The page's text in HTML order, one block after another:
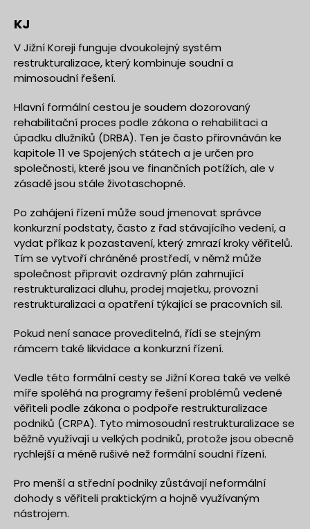
KJ
V Jižní Koreji funguje dvoukolejný systém
restrukturalizace, který kombinuje soudní a
mimosoudní řešení.
Hlavní formální cestou je soudem dozorovaný
rehabilitační proces podle zákona o rehabilitaci a
úpadku dlužníků (DRBA). Ten je často přirovnáván ke
kapitole 11 ve Spojených státech a je určen pro
společnosti, které jsou ve finančních potížích, ale v
zásadě jsou stále životaschopné.
Po zahájení řízení může soud jmenovat správce
konkurzní podstaty, často z řad stávajícího vedení, a
vydat příkaz k pozastavení, který zmrazí kroky věřitelů.
Tím se vytvoří chráněné prostředí, v němž může
společnost připravit ozdravný plán zahrnující
restrukturalizaci dluhu, prodej majetku, provozní
restrukturalizaci a opatření týkající se pracovních sil.
Pokud není sanace proveditelná, řídí se stejným
rámcem také likvidace a konkurzní řízení.
Vedle této formální cesty se Jižní Korea také ve velké
míře spoléhá na programy řešení problémů vedené
věřiteli podle zákona o podpoře restrukturalizace
podniků (CRPA). Tyto mimosoudní restrukturalizace se
běžně využívají u velkých podniků, protože jsou obecně
rychlejší a méně rušivé než formální soudní řízení.
Pro menší a střední podniky zůstávají neformální
dohody s věřiteli praktickým a hojně využívaným
nástrojem.